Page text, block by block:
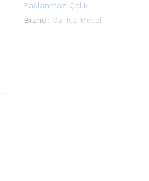
Paslanmaz Çelik
Brand: Öz-Ka Metal